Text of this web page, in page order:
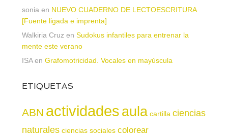
sonia en NUEVO CUADERNO DE LECTOESCRITURA
[Fuente ligada e imprenta]
Walkiria Cruz en Sudokus infantiles para entrenar la
mente este verano
ISAen Grafomotricidad. Vocales en mayúscula
ETIQUETAS
ABN actividadesaula cartilla ciencias
naturales ciencias sociales colorear